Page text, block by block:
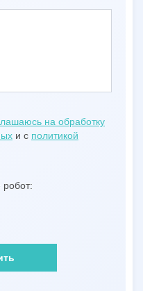
на обработку
и с политикой